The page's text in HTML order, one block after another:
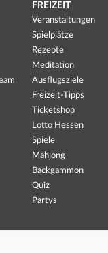
FREIZEIT
Veranstaltungen
Spielplätze
Rezepte
Meditation
Ausflugsziele
Freizeit-Tipps
Ticketshop
Lotto Hessen
Spiele
Mahjong
Backgammon
Quiz
Partys